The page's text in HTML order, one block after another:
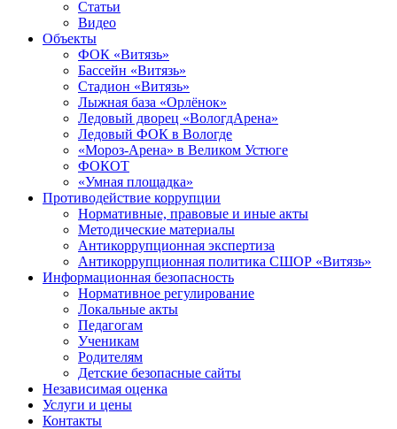
Статьи
Видео
Объекты
ФОК «Витязь»
Бассейн «Витязь»
Стадион «Витязь»
Лыжная база «Орлёнок»
Ледовый дворец «ВологдАрена»
Ледовый ФОК в Вологде
«Мороз-Арена» в Великом Устюге
ФОКОТ
«Умная площадка»
Противодействие коррупции
Нормативные, правовые и иные акты
Методические материалы
Антикоррупционная экспертиза
Антикоррупционная политика СШОР «Витязь»
Информационная безопасность
Нормативное регулирование
Локальные акты
Педагогам
Ученикам
Родителям
Детские безопасные сайты
Независимая оценка
Услуги и цены
Контакты